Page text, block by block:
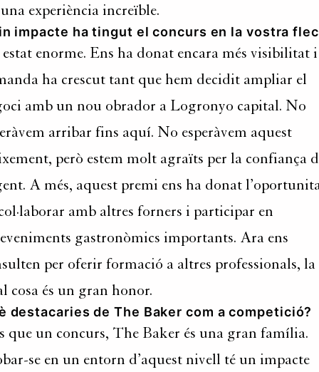
experiència increïble.
impacte ha tingut el concurs en la vostra
enorme. Ens ha donat encara més visibilitat
ha crescut tant que hem decidit ampliar el
amb un nou obrador a Logronyo capital. No
arribar fins aquí. No esperàvem aquest
però estem molt agraïts per la confiança
A més, aquest premi ens ha donat
amb altres forners i participar en
gastronòmics importants. Ara ens
per oferir formació a altres professionals, la
cosa és un gran honor.
destacaries de The Baker com a competició?
que un concurs, The Baker és una gran família.
se en un entorn d’aquest nivell té un impacte